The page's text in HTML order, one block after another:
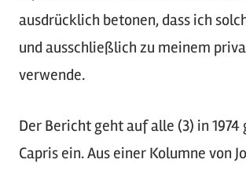
ausdrücklich betonen, dass ich
und ausschließlich zu meinem
verwende.
Der Bericht geht auf alle (3) in 1974
Capris ein. Aus einer Kolumne von